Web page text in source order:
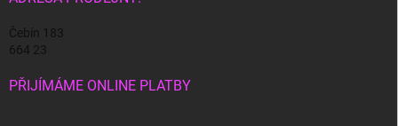
Čebín 183
664 23
PŘIJÍMÁME ONLINE PLATBY